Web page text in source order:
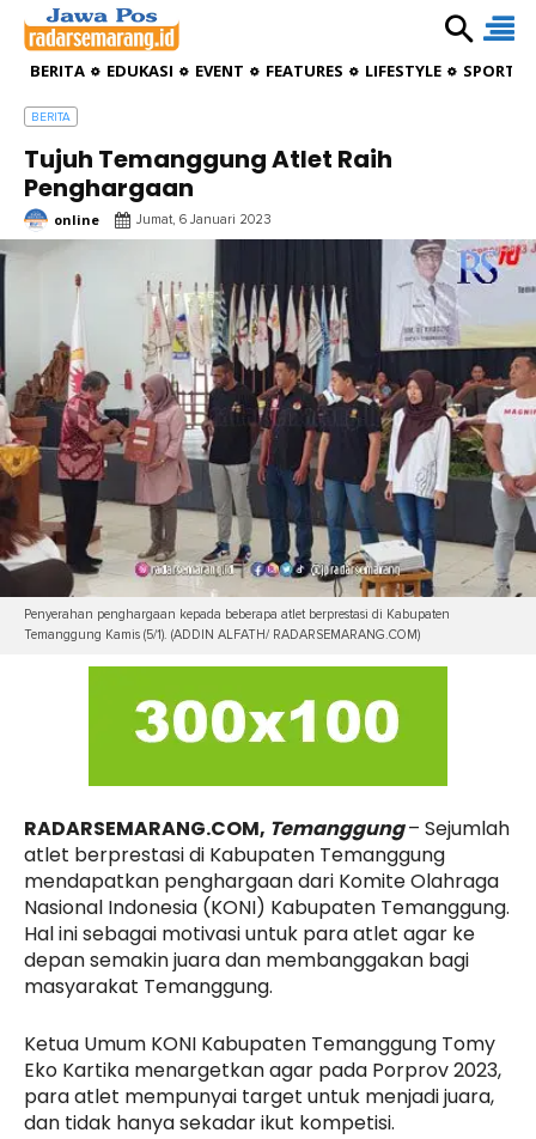
BERITA EDUKASI EVENT FEATURES LIFESTYLE
BERITA
Tujuh Temanggung Atlet Raih
Penghargaan
online Jumat, 6 Januari 2023
Penyerahan penghargaan kepada beberapa atlet berprestasi di Kabupaten
Temanggung Kamis (5/1). (ADDIN ALFATH/ RADARSEMARANG.COM)
RADARSEMARANG.COM, Temanggung– Sejumlah
atlet berprestasi di Kabupaten Temanggung
mendapatkan penghargaan dari Komite Olahraga
Nasional Indonesia (KONI) Kabupaten Temanggung.
Hal ini sebagai motivasi untuk para atlet agar ke
depan semakin juara dan membanggakan bagi
masyarakat Temanggung.
Ketua Umum KONI Kabupaten Temanggung Tomy
Eko Kartika menargetkan agar pada Porprov 2023,
para atlet mempunyai target untuk menjadi juara,
dan tidak hanya sekadar ikut kompetisi.